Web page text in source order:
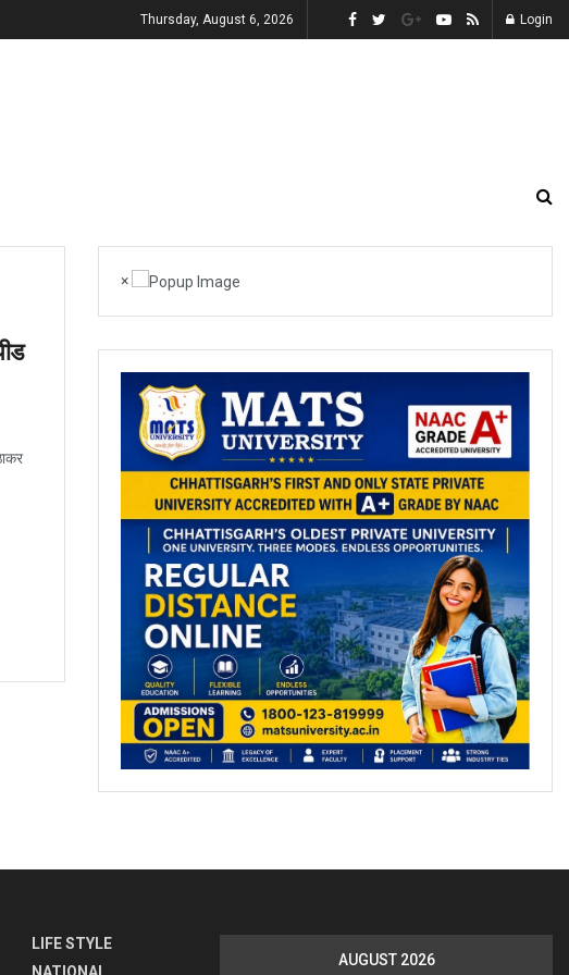
Thursday, August 6, 2026 Login
×
LIFE STYLE
AUGUST 2026